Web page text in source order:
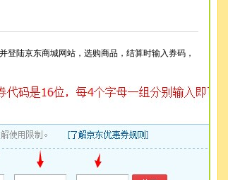
陆京东商城网站，选购商品，结算时输入券码，